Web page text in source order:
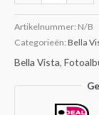
Artikelnummer: N/B
Categorieën: Bella
Bella Vista,